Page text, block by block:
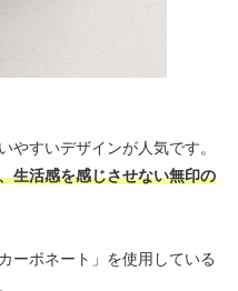
やすいデザインが人気です。
生活感を感じさせない無印の
ーボネート」を使用している